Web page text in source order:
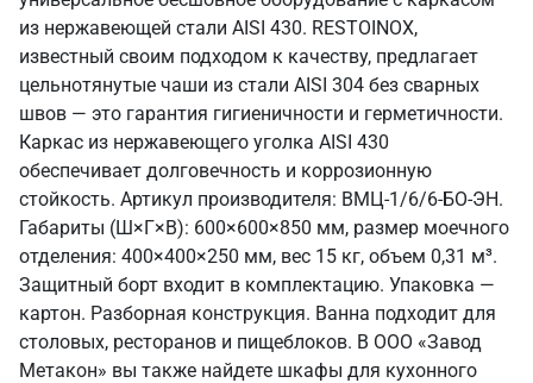
из нержавеющей стали AISI 430. RESTOINOX,
известный своим подходом к качеству, предлагает
цельнотянутые чаши из стали AISI 304 без сварных
швов — это гарантия гигиеничности и герметичности.
Каркас из нержавеющего уголка AISI 430
обеспечивает долговечность и коррозионную
стойкость. Артикул производителя: ВМЦ-1/6/6-БО-ЭН.
Габариты (Ш×Г×В): 600×600×850 мм, размер моечного
отделения: 400×400×250 мм, вес 15 кг, объем 0,31 м³.
Защитный борт входит в комплектацию. Упаковка —
картон. Разборная конструкция. Ванна подходит для
столовых, ресторанов и пищеблоков. В ООО «Завод
Метакон» вы также найдете шкафы для кухонного